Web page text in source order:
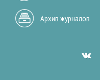
Архив журналов